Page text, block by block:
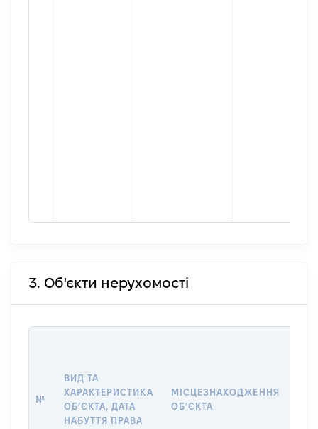
3. Об'єкти нерухомості
№
ВИД ТА
ХАРАКТЕРИСТИКА
ОБʼЄКТА, ДАТА
НАБУТТЯ ПРАВА
МІСЦЕЗНАХОДЖЕННЯ
ОБʼЄКТА